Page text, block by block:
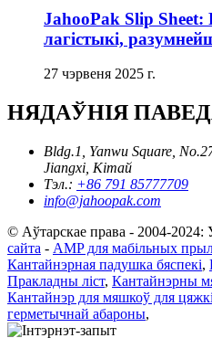
JahooPak Slip
лагістыкі,
27 чэрвеня 2025 г.
НЯДАЎНІЯ
Bldg.1, Yanwu Square,
Jiangxi, Кітай
Тэл.: +86 791 85777709
info@jahoopak.com
© Аўтарскае права - 2004-2024:
сайта - AMP для мабільных
Кантайнэрная падушка бяспекі,
Пракладны ліст, Кантайнэрны
Кантайнэр для мяшкоў для
герметычнай абароны,